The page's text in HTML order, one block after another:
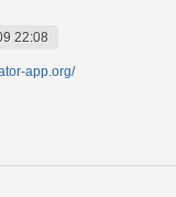
22:08
app.org/